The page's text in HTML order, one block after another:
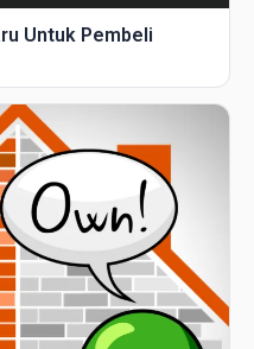
Untuk Pembeli